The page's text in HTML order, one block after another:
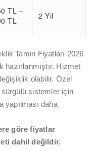
TL –
TL
2 Yıl
Tamiri Fiyatları 2026
Hizmet
olabilir. Özel
sürgülü sistemler için
yapılması daha
göre fiyatlar
dahil değildir.